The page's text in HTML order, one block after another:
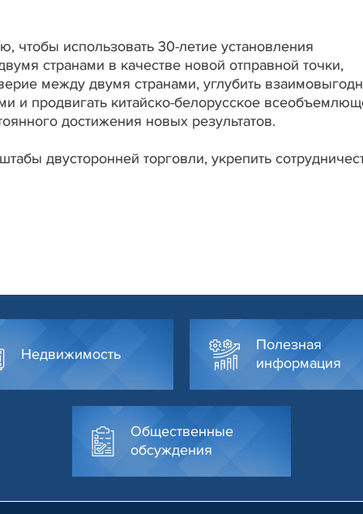
чтобы использовать 30-летие установления
странами в качестве новой отправной точки,
между двумя странами, углубить
и продвигать китайско-белорусское
достижения новых результатов.
двусторонней торговли, укрепить
Недвижимость
Полезная
информация
Общественные
обсуждения